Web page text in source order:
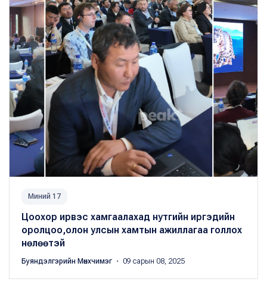
Миний 17
Цоохор ирвэс хамгаалахад нутгийн иргэдийн
оролцоо,олон улсын хамтын ажиллагаа голлох
нөлөөтэй
Буяндэлгэрийн Мөнхчимэг ・ 09 сарын 08, 2025